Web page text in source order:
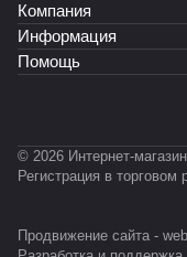
Компания
Информация
Помощь
© 2026 Интернет-
Регистрация в
Продвижение сайта -